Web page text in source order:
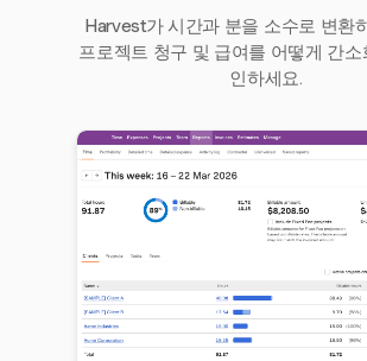
Harvest가 시간과 분을 소수로 변환
프로젝트 청구 및 급여를 어떻게 간
인하세요.